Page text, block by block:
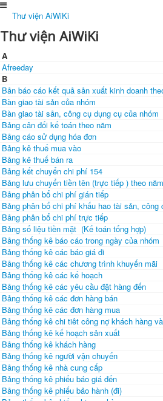
Thư viện AiWiKi
Thư viện AiWiKi
A
Afreeday
B
Bản báo cáo kết quả sản xuất kinh doanh
Bàn giao tài sản của nhóm
Bàn giao tài sản, công cụ dụng cụ của nhóm
Bảng cân đối kế toán theo năm
Bảng cáo sử dụng hóa đơn
Bảng kê thuế mua vào
Bảng kê thuế bán ra
Bảng kết chuyển chi phí 154
Bảng lưu chuyển tiền tên (trực tiếp ) theo năm
Bảng phân bổ chi phí gián tiếp
Bảng phân bổ chi phí khấu hao tài sản, công
Bảng phân bổ chi phí trực tiếp
Bảng số liệu tiền mặt (Kế toán tổng hợp)
Bảng thống kê báo cáo trong ngày của nhóm
Bảng thống kê các báo giá đi
Bảng thống kê các chương trình khuyến mãi
Bảng thống kê các kế hoạch
Bảng thống kê các yêu cầu đặt hàng đến
Bảng thống kê các đơn hàng bán
Bảng thống kê các đơn hàng mua
Bảng thống kê chi tiêt công nợ khách hàng
Bảng thống kê kế hoạch sản xuất
Bảng thống kê khách hàng
Bảng thống kê người vận chuyển
Bảng thống kê nhà cung cấp
Bảng thống kê phiếu báo giá đến
Bảng thống kê phiếu bảo hành (đi)